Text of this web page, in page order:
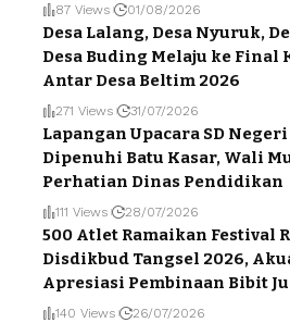
87 Views 01/08/2026
Desa Lalang, Desa Nyuruk,
Desa Buding Melaju ke Final
Antar Desa Beltim 2026
271 Views 31/07/2026
Lapangan Upacara SD
Dipenuhi Batu Kasar, Wali
Perhatian Dinas Pendidikan
111 Views 28/07/2026
500 Atlet Ramaikan Festival
Disdikbud Tangsel 2026,
Apresiasi Pembinaan Bibit
140 Views 26/07/2026